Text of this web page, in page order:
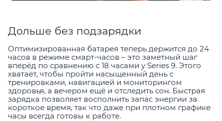
Дольше без подзарядки
Оптимизированная батарея теперь держится до 24
часов в режиме смарт-часов – это заметный шаг
вперёд по сравнению с 18 часами у Series 9. Этого
хватает, чтобы пройти насыщенный день с
тренировками, навигацией и мониторингом
здоровья, а вечером ещё и отследить сон. Быстрая
зарядка позволяет восполнить запас энергии за
короткое время, так что даже при плотном графике
часы всегда готовы к работе.